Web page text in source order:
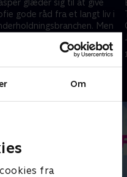
Om
fra
glæder sig til at give
gode råd fra et langt liv i
Men
sammen i diskussioner
september 2025 • 53 min